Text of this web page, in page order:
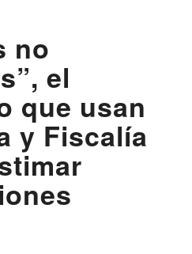
no
el
que usan
y Fiscalía